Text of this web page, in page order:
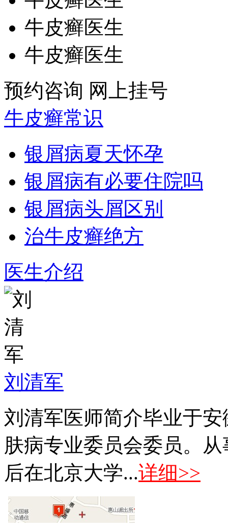
牛皮癣医生
牛皮癣医生
预约咨询 网上挂号
牛皮癣常识
银屑病夏天怀孕
银屑病有必要住院吗
银屑病头屑区别
治牛皮癣绝方
医生介绍
刘清军
刘清军医师简介毕业于
肤病专业委员会委员。
后在北京大学...详细>>